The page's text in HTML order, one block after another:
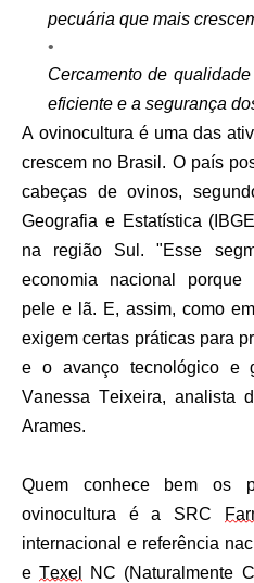
pecuária que mais
Cercamento de
eficiente e a segurança
A ovinocultura é uma das
crescem no Brasil. O país
cabeças de ovinos,
Geografia e Estatística
na região Sul. "Esse
economia nacional porque
pele e lã. E, assim, como
exigem certas práticas para
e o avanço tecnológico e
Vanessa Teixeira, analista
Arames.
Quem conhece bem os
ovinocultura é a SRC
internacional e referência
eTexel
NC (Naturalmente